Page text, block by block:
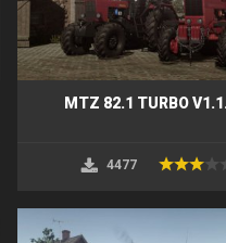
MTZ 82.1 TURBO
4477